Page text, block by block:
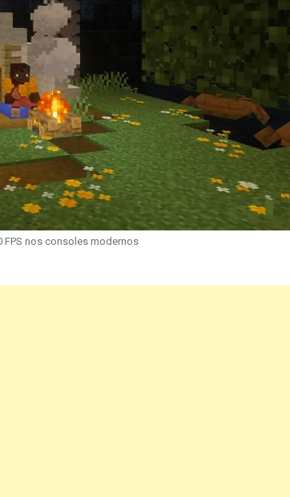
FPS nos consoles modernos